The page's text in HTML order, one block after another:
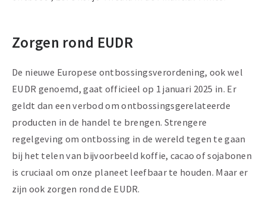
Zorgen rond EUDR
De nieuwe Europese ontbossingsverordening, ook wel
EUDR genoemd, gaat officieel op 1 januari 2025 in. Er
geldt dan een verbod om ontbossingsgerelateerde
producten in de handel te brengen. Strengere
regelgeving om ontbossing in de wereld tegen te gaan
bij het telen van bijvoorbeeld koffie, cacao of sojabonen
is cruciaal om onze planeet leefbaar te houden. Maar er
zijn ook zorgen rond de EUDR.